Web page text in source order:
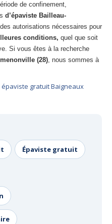
de confinement,
d’épaviste Bailleau-
autorisations nécessaires pour
conditions, quel que soit
Si vous êtes à la recherche
(28), nous sommes à
épaviste gratuit Baigneaux
Épaviste gratuit